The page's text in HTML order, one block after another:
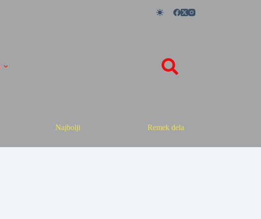
Najbolji Remek dela